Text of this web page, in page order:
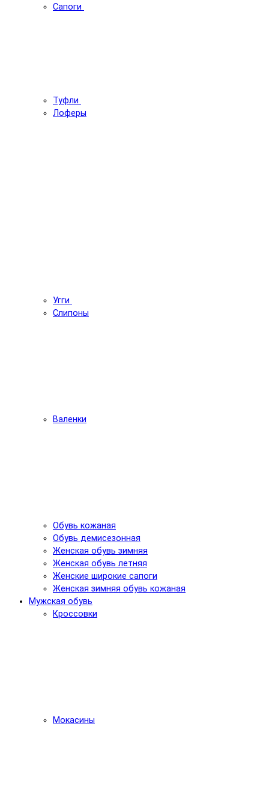
Сапоги
Туфли
Лоферы
Угги
Слипоны
Валенки
Обувь кожаная
Обувь демисезонная
Женская обувь зимняя
Женская обувь летняя
Женские широкие сапоги
Женская зимняя обувь кожаная
Мужская обувь
Кроссовки
Мокасины